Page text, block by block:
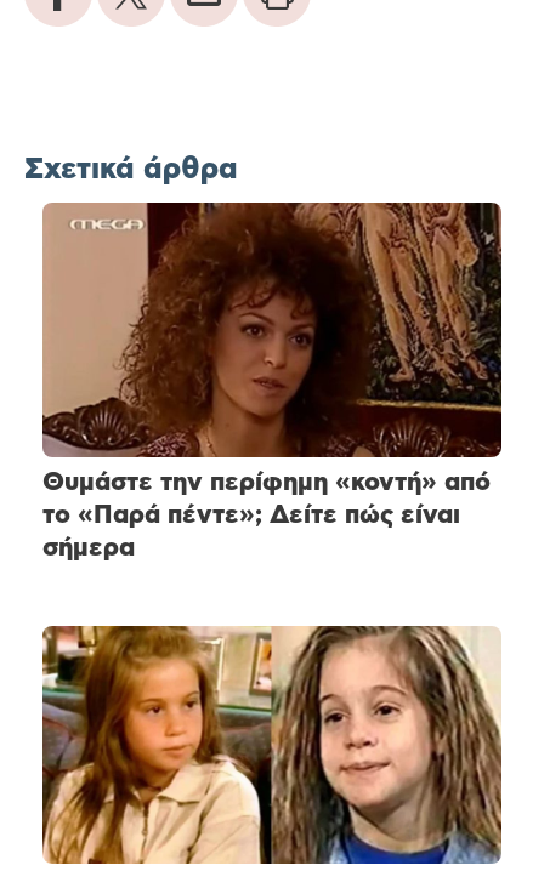
Σχετικά άρθρα
Θυμάστε την περίφημη «κοντή» από
το «Παρά πέντε»; Δείτε πώς είναι
σήμερα